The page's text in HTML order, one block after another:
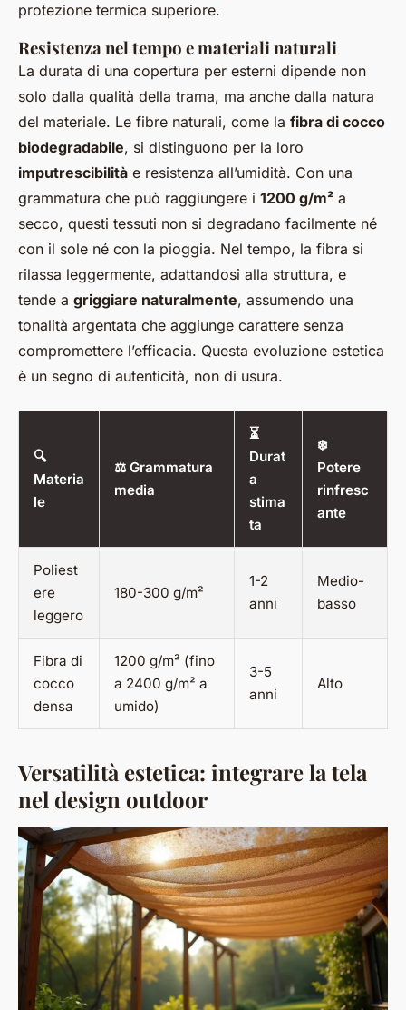
protezione termica superiore.
Resistenza nel tempo e materiali naturali
La durata di una copertura per esterni dipende non
solo dalla qualità della trama, ma anche dalla natura
del materiale. Le fibre naturali, come la fibra di cocco
biodegradabile, si distinguono per la loro
imputrescibilità e resistenza all’umidità. Con una
grammatura che può raggiungere i 1200 g/m² a
secco, questi tessuti non si degradano facilmente né
con il sole né con la pioggia. Nel tempo, la fibra si
rilassa leggermente, adattandosi alla struttura, e
tende a griggiare naturalmente, assumendo una
tonalità argentata che aggiunge carattere senza
compromettere l’efficacia. Questa evoluzione estetica
è un segno di autenticità, non di usura.
🔍
Materia
le
⚖️ Grammatura
media
⏳
Durat
a
stima
ta
❄️
Potere
rinfresc
ante
Poliest
ere
leggero
180-300 g/m²
1-2
anni
Medio-
basso
Fibra di
cocco
densa
1200 g/m² (fino
a 2400 g/m² a
umido)
3-5
anni
Alto
Versatilità estetica: integrare la tela
nel design outdoor